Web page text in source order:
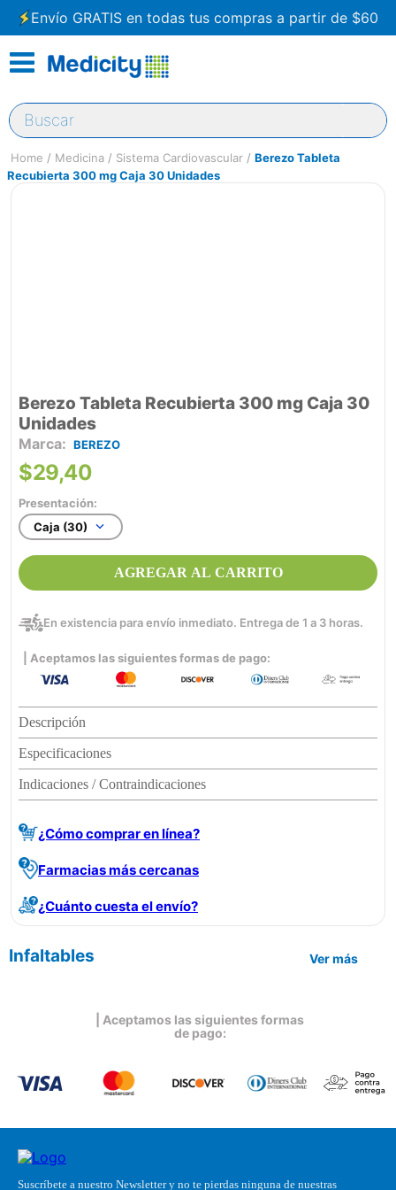
Envío GRATIS en todas tus compras a partir de $60
Buscar
Medicina Sistema Cardiovascular
Berezo Tableta
Recubierta 300 mg Caja 30 Unidades
Berezo Tableta Recubierta 300 mg Caja 30
Unidades
BEREZO
$29,40
Presentación:
Caja (30)
AGREGAR AL CARRITO
En existencia para envío inmediato. Entrega de 1 a 3 horas.
| Aceptamos las siguientes formas de pago:
Descripción
Especificaciones
Indicaciones / Contraindicaciones
¿Cómo comprar en línea?
Farmacias más cercanas
¿Cuánto cuesta el envío?
Infaltables Ver más
| Aceptamos las siguientes formas
de pago:
Suscríbete a nuestro Newsletter y no te pierdas ninguna de nuestras